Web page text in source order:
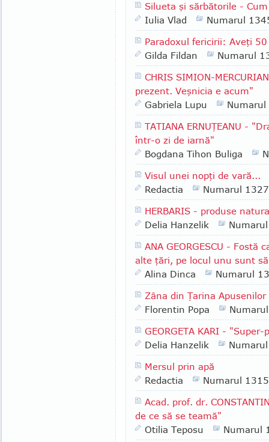
Silueta şi sărbătorile -
Iulia Vlad
Numarul
Paradoxul fericirii: Aveţi
Gilda Fildan
Numarul
CHRIS SIMION-
prezent. Veşnicia e acum"
Gabriela Lupu
TATIANA ERNUŢEANU -
într-o zi de iarnă"
Bogdana Tihon Buliga
Visul unei nopţi de vară...
Redactia
Numarul 1327
HERBARIS - produse
Delia Hanzelik
ANA GEORGESCU -
alte ţări, pe locul unu sunt
Alina Dinca
Numarul
Zâna din Ţarina Apusenilor
Florentin Popa
GEORGETA KARI -
Delia Hanzelik
Mersul prin apă
Redactia
Numarul 1315
Acad. prof. dr.
de ce să se teamă"
Otilia Teposu
Numarul